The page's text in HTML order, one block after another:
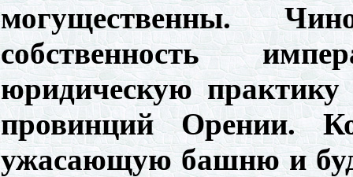
могущественны.
собственность
юридическую
провинций Орении.
ужасающую башню и